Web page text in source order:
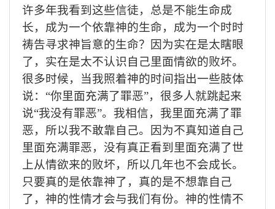
许多年我看到这些信徒，总是不能生命成
长，成为一个依靠神的生命，成为一个时时
祷告寻求神旨意的生命？因为实在是太瞎眼
了，实在是太不认识自己里面情欲的败坏。
很多时候，当我照着神的时间指出一些肢体
说： “你里面充满了罪恶”，很多人就跳起来
说“我没有罪恶”。我相信，我里面充满了罪
恶，所以我不敢靠自己。因为不真知道自己
里面充满罪恶，没有真正看到里面充满了世
上从情欲来的败坏，所以几年也不会成长。
只要真的是依靠神了，真的是不想靠自己
了，神的性情才会与我们有份。神的性情不